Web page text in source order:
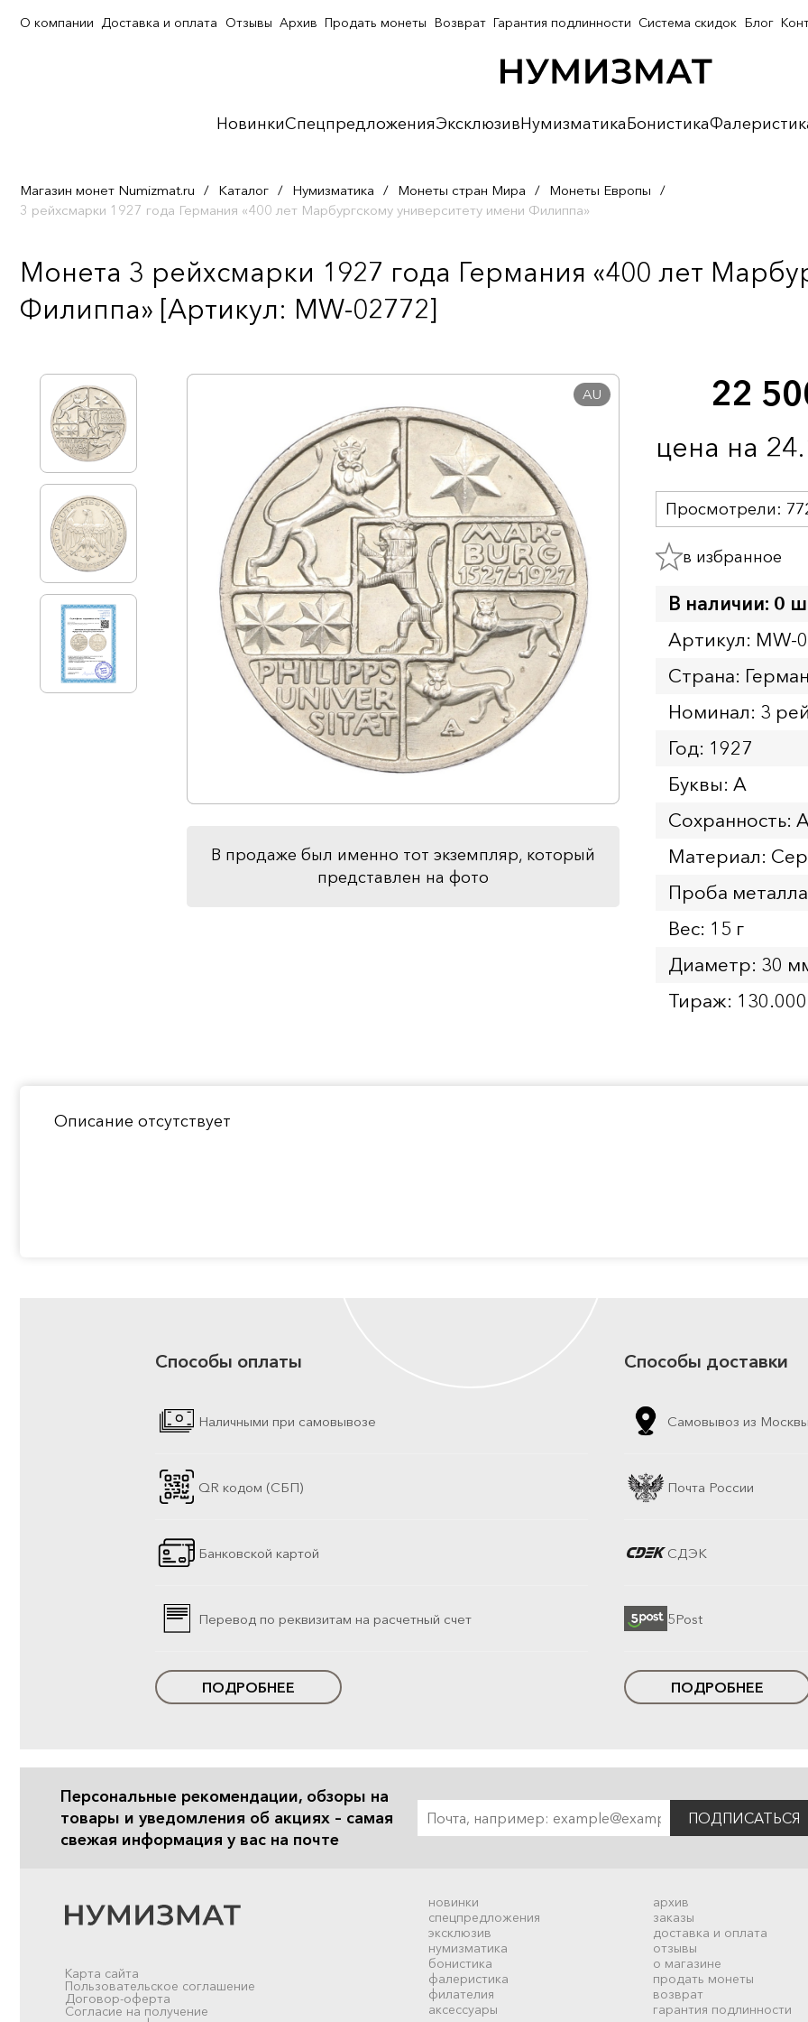
НовинкиСпецпредложенияЭксклюзивНумизматикаБонистика
О компании Доставка и оплата Отзывы Архив Продать монеты Возврат Гарантия подлинности Система скидок Блог
Магазин монет Numizmat.ru / Каталог / Нумизматика / Монеты стран Мира / Монеты Европы /
3 рейхсмарки 1927 года Германия «400 лет Марбургскому университету имени Филиппа»
Монета 3 рейхсмарки 1927 года Германия «400 лет
Филиппа» [Артикул: MW-02772]
AU
В продаже был именно тот экземпляр, который
представлен на фото
22
цена на
Просмотрели:
в избранное
В наличии: 0
Артикул: MW-
Страна:
Номинал: 3
Год: 1927
Буквы: A
Сохранность:
Материал:
Проба
Вес: 15 г
Диаметр: 30
Тираж:
Описание отсутствует
Способы оплаты
Наличными при самовывозе
QR кодом (СБП)
Банковской картой
Перевод по реквизитам на расчетный счет
ПОДРОБНЕЕ
Способы доставки
Самовывоз из
Почта России
СДЭК
5Post
ПОДРОБНЕЕ
Персональные рекомендации, обзоры на
товары и уведомления об акциях – самая
свежая информация у вас на почте
ПОДПИСАТЬСЯ
новинки
спецпредложения
эксклюзив
нумизматика
бонистика
фалеристика
филателия
аксессуары
архив
заказы
доставка и оплата
отзывы
о магазине
продать монеты
возврат
гарантия подлинности
Карта сайта
Пользовательское соглашение
Договор-оферта
Согласие на получение